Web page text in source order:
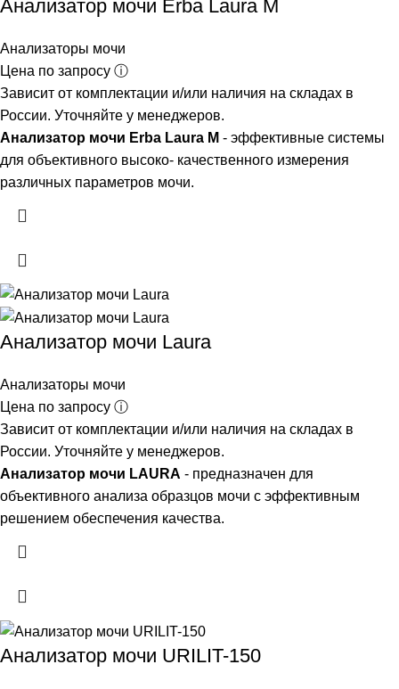
Анализатор мочи Erba Laura M
Анализаторы мочи
Цена по запросу ⓘ
Зависит от комплектации и/или наличия на складах в
России. Уточняйте у менеджеров.
Анализатор мочи Erba Laura M - эффективные системы
для объективного высоко- качественного измерения
различных параметров мочи.
Анализатор мочи Laura
Анализаторы мочи
Цена по запросу ⓘ
Зависит от комплектации и/или наличия на складах в
России. Уточняйте у менеджеров.
Анализатор мочи LAURA - предназначен для
объективного анализа образцов мочи с эффективным
решением обеспечения качества.
Анализатор мочи URILIT-150